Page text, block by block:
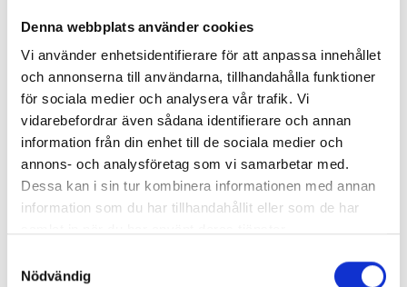
Denna webbplats använder cookies
Vi använder enhetsidentifierare för att anpassa innehållet
och annonserna till användarna, tillhandahålla funktioner
för sociala medier och analysera vår trafik. Vi
vidarebefordrar även sådana identifierare och annan
information från din enhet till de sociala medier och
annons- och analysföretag som vi samarbetar med.
Dessa kan i sin tur kombinera informationen med annan
information som du har tillhandahållit eller som de har
Nödvändig
”Hotet kommer från höger”
inte gett några större avtryck i den förda